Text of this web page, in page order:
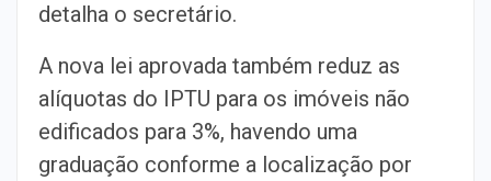
detalha o secretário.
A nova lei aprovada também reduz as
alíquotas do IPTU para os imóveis não
edificados para 3%, havendo uma
graduação conforme a localização por